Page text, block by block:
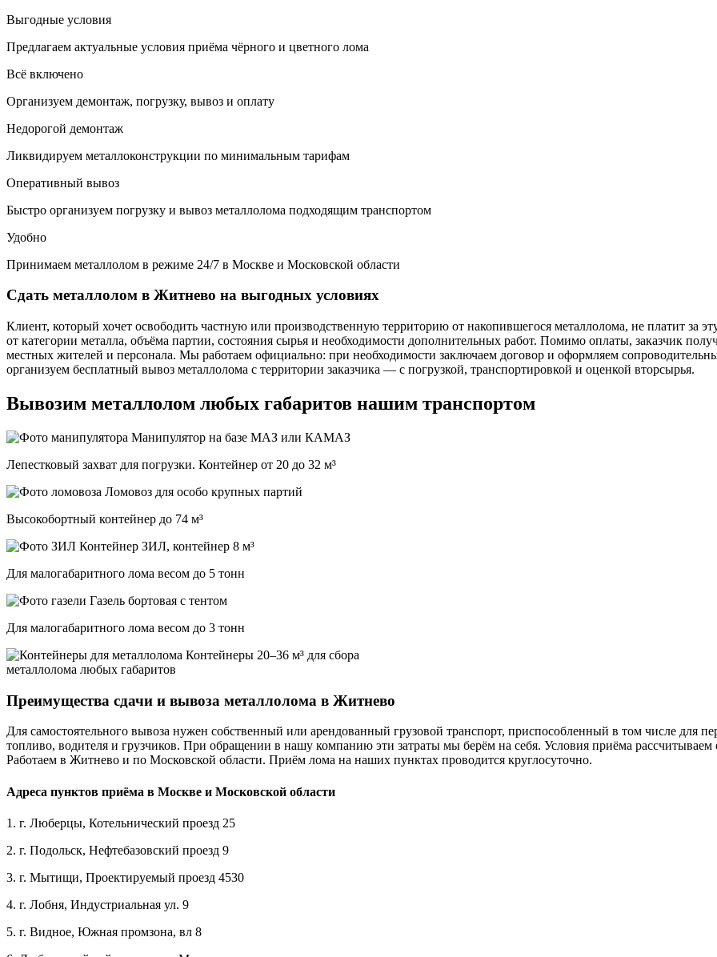
Выгодные условия
Предлагаем актуальные условия приёма чёрного и цветного лома
Всё включено
Организуем демонтаж, погрузку, вывоз и оплату
Недорогой демонтаж
Ликвидируем металлоконструкции по минимальным тарифам
Оперативный вывоз
Быстро организуем погрузку и вывоз металлолома подходящим транспортом
Удобно
Принимаем металлолом в режиме 24/7 в Москве и Московской области
Сдать металлолом в Житнево на выгодных условиях
Клиент, который хочет освободить частную или производственную территорию от накопившегося металлолома, не платит за
от категории металла, объёма партии, состояния сырья и необходимости дополнительных работ. Помимо оплаты, заказчик
местных жителей и персонала. Мы работаем официально: при необходимости заключаем договор и оформляем
организуем бесплатный вывоз металлолома с территории заказчика — с погрузкой, транспортировкой и оценкой вторсырья.
Вывозим металлолом любых габаритов нашим транспортом
Манипулятор на базе МАЗ или КАМАЗ
Лепестковый захват для погрузки. Контейнер от 20 до 32 м³
Ломовоз для особо крупных партий
Высокобортный контейнер до 74 м³
ЗИЛ, контейнер 8 м³
Для малогабаритного лома весом до 5 тонн
Газель бортовая с тентом
Для малогабаритного лома весом до 3 тонн
Контейнеры 20–36 м³ для сбора
металлолома любых габаритов
Преимущества сдачи и вывоза металлолома в Житнево
Для самостоятельного вывоза нужен собственный или арендованный грузовой транспорт, приспособленный в том числе для
топливо, водителя и грузчиков. При обращении в нашу компанию эти затраты мы берём на себя. Условия приёма рассчитываем
Работаем в Житнево и по Московской области. Приём лома на наших пунктах проводится круглосуточно.
Адреса пунктов приёма в Москве и Московской области
1. г. Люберцы, Котельнический проезд 25
2. г. Подольск, Нефтебазовский проезд 9
3. г. Мытищи, Проектируемый проезд 4530
4. г. Лобня, Индустриальная ул. 9
5. г. Видное, Южная промзона, вл 8